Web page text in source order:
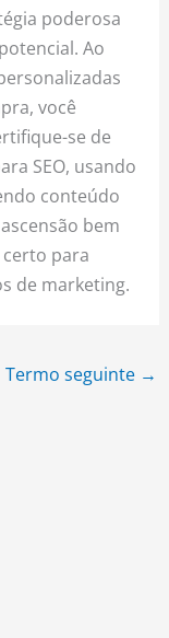
poderosa
Ao
você
se de
SEO, usando
conteúdo
bem
para
de marketing.
Termo seguinte →